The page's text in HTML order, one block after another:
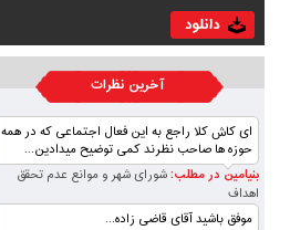
آخرین نظرات
ای کاش کلا راجع به این فعال اجتماعی که در همه
حوزه ها صاحب نظرند کمی توضیح میدادین...
بنیامین در مطلب:شورای شهر و موانع عدم تحقق
اهداف
موفق باشید آقای قاضی زاده...